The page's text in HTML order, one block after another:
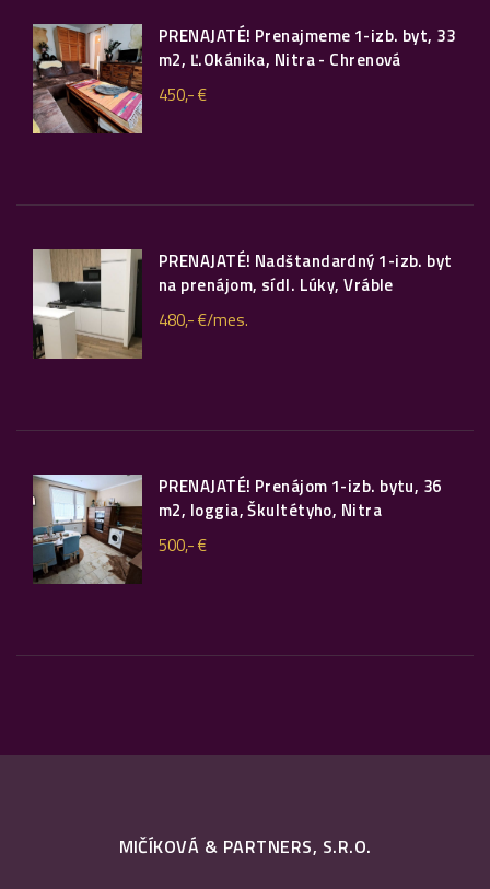
PRENAJATÉ! Prenajmeme 1-izb. byt, 33
m2, Ľ.Okánika, Nitra - Chrenová
450,- €
PRENAJATÉ! Nadštandardný 1-izb. byt
na prenájom, sídl. Lúky, Vráble
480,- €/mes.
PRENAJATÉ! Prenájom 1-izb. bytu, 36
m2, loggia, Škultétyho, Nitra
500,- €
MIČÍKOVÁ & PARTNERS, S.R.O.